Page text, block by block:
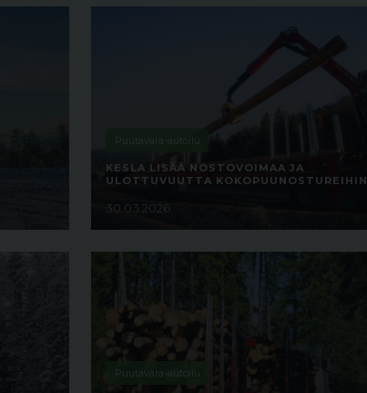
Puutavara-autoilu
KESLA LISÄÄ NOSTOVOIMAA JA
ULOTTUVUUTTA KOKOPUUNOSTUREIHIN
30.03.2026
Puutavara-autoilu